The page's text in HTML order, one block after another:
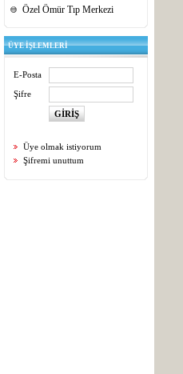
Özel Ömür Tıp Merkezi
ÜYE İŞLEMLERİ
E-Posta
Şifre
Üye olmak istiyorum
Şifremi unuttum